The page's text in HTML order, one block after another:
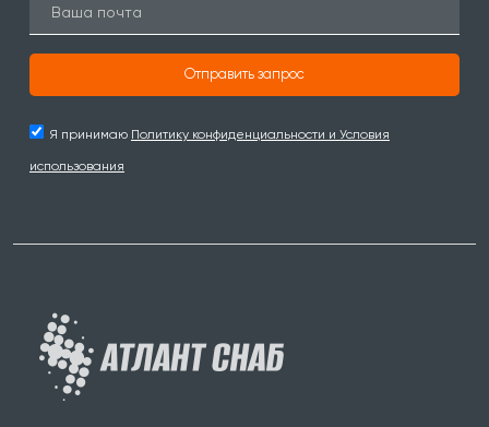
Отправить запрос
Я принимаю Политику конфиденциальности и Условия
использования